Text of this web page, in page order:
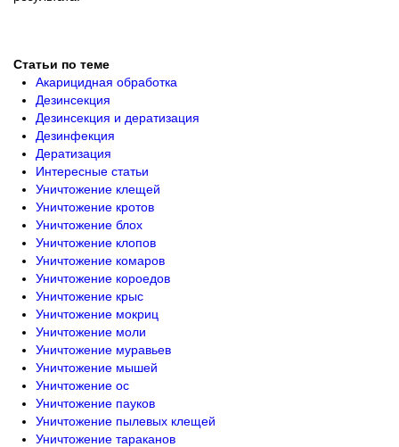
Статьи по теме
Акарицидная обработка
Дезинсекция
Дезинсекция и дератизация
Дезинфекция
Дератизация
Интересные статьи
Уничтожение клещей
Уничтожение кротов
Уничтожение блох
Уничтожение клопов
Уничтожение комаров
Уничтожение короедов
Уничтожение крыс
Уничтожение мокриц
Уничтожение моли
Уничтожение муравьев
Уничтожение мышей
Уничтожение ос
Уничтожение пауков
Уничтожение пылевых клещей
Уничтожение тараканов